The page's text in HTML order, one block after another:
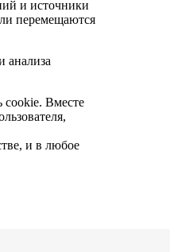
и источники
перемещаются
анализа
cookie. Вместе
и в любое